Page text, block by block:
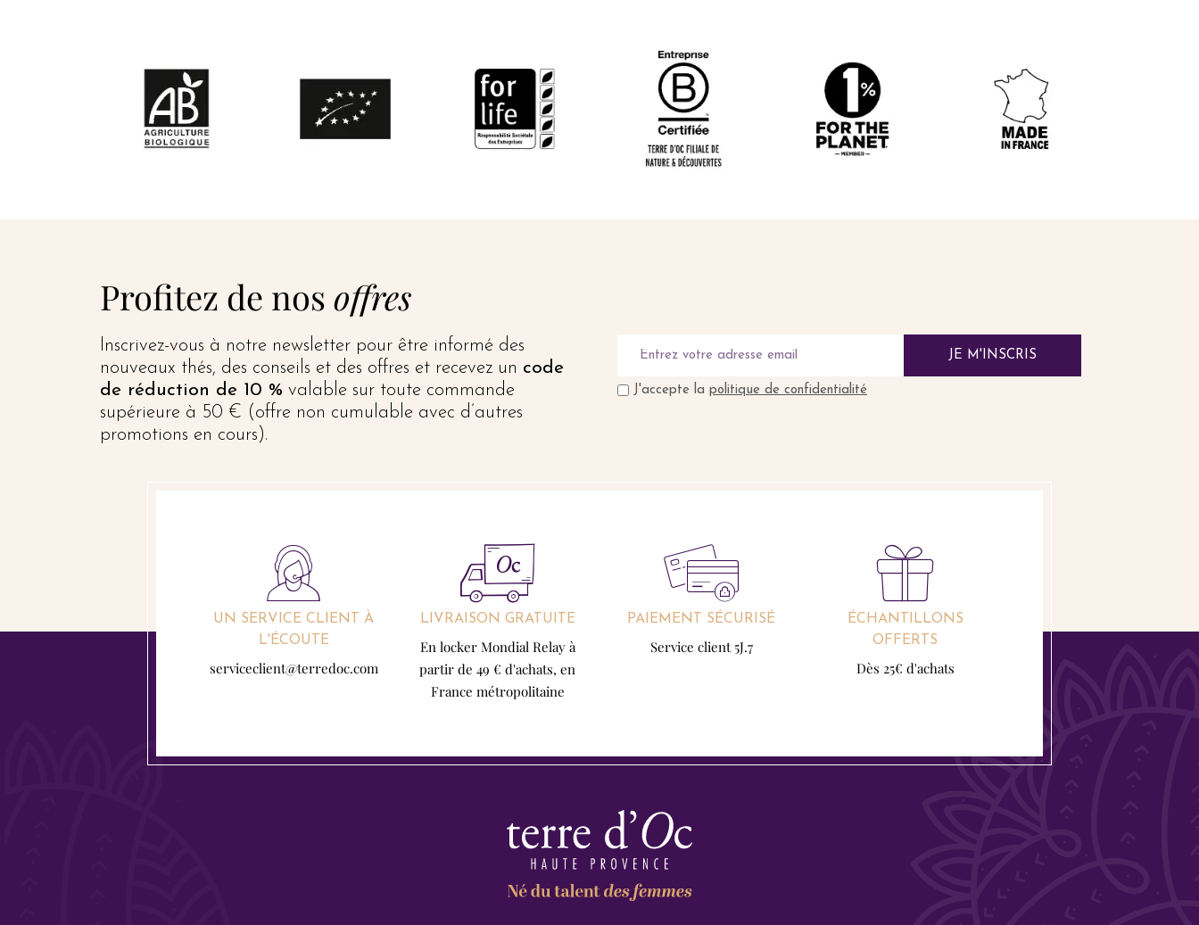
Profitez de nosoffres
Inscrivez-vous à notre newsletter pour être informé des
nouveaux thés, des conseils et des offres et recevez un code
de réduction de 10 % valable sur toute commande
supérieure à 50 € (offre non cumulable avec d’autres
promotions en cours).
JE M'INSCRIS
J'accepte la politique de confidentialité
UN SERVICE CLIENT À
L'ÉCOUTE
serviceclient@terredoc.com
LIVRAISON GRATUITE
En locker Mondial Relay à
partir de 49 € d'achats, en
France métropolitaine
PAIEMENT SÉCURISÉ
Service client 5J.7
ÉCHANTILLONS
OFFERTS
Dès 25€ d'achats